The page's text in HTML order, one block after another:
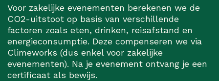
Voor zakelijke evenementen berekenen we de
CO2-uitstoot op basis van verschillende
factoren zoals eten, drinken, reisafstand en
energieconsumptie. Deze compenseren we via
Climeworks (dus enkel voor zakelijke
evenementen). Na je evenement ontvang je een
certificaat als bewijs.